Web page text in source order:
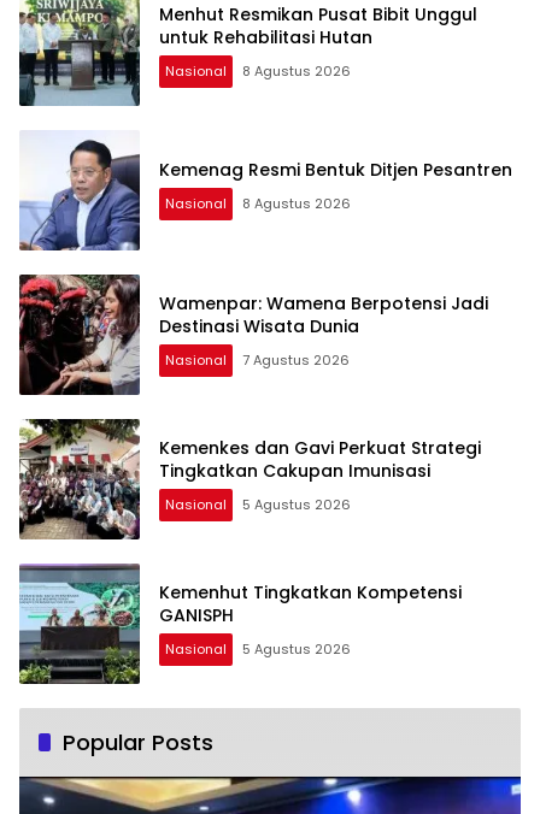
Menhut Resmikan Pusat Bibit Unggul
untuk Rehabilitasi Hutan
Nasional 8 Agustus 2026
Kemenag Resmi Bentuk Ditjen Pesantren
Nasional 8 Agustus 2026
Wamenpar: Wamena Berpotensi Jadi
Destinasi Wisata Dunia
Nasional 7 Agustus 2026
Kemenkes dan Gavi Perkuat Strategi
Tingkatkan Cakupan Imunisasi
Nasional 5 Agustus 2026
Kemenhut Tingkatkan Kompetensi
GANISPH
Nasional 5 Agustus 2026
Popular Posts